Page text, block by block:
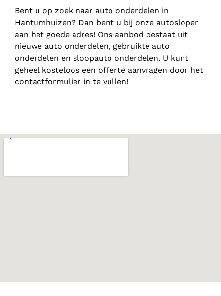
Bent u op zoek naar auto onderdelen in
Hantumhuizen? Dan bent u bij onze autosloper
aan het goede adres! Ons aanbod bestaat uit
nieuwe auto onderdelen, gebruikte auto
onderdelen en sloopauto onderdelen. U kunt
geheel kosteloos een offerte aanvragen door het
contactformulier in te vullen!